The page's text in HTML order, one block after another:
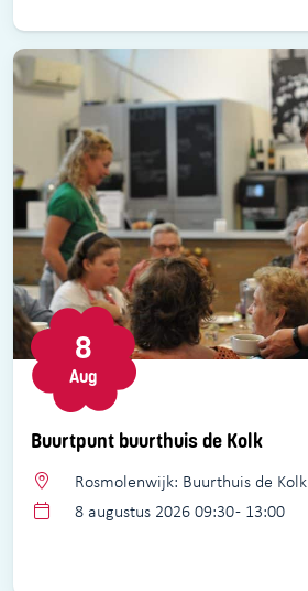
Buurtpunt buurthuis de Kolk
8
Aug
Rosmolenwijk: Buurthuis de Kolk
8 augustus 2026 09:30 - 13:00